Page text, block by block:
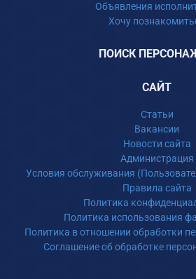
Объявления
Хочу
ПОИСК
САЙТ
Статьи
Вакансии
Новости сайта
Администрация
Условия обслуживания
Правила сайта
Политика
Политика использования
Политика в отношении обработки
Соглашение об обработке